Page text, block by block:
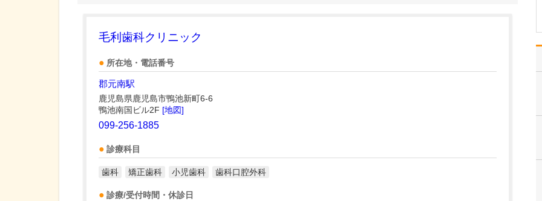
毛利歯科クリニック
所在地・電話番号
郡元南駅
鹿児島県鹿児島市鴨池新町6-6
鴨池南国ビル2F [地図]
099-256-1885
診療科目
歯科 矯正歯科 小児歯科 歯科口腔外科
診療/受付時間・休診日